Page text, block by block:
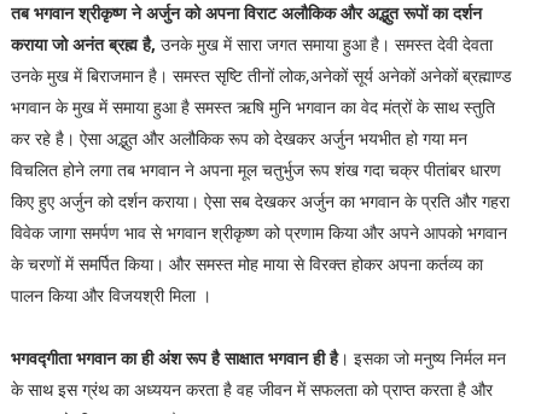
तब भगवान श्रीकृष्ण ने अर्जुन को अपना विराट अलौकिक और अद्भुत रूपों का दर्शन
कराया जो अनंत ब्रह्म है, उनके मुख में सारा जगत समाया हुआ है। समस्त देवी देवता
उनके मुख में बिराजमान है। समस्त सृष्टि तीनों लोक,अनेकों सूर्य अनेकों अनेकों ब्रह्माण्ड
भगवान के मुख में समाया हुआ है समस्त ऋषि मुनि भगवान का वेद मंत्रों के साथ स्तुति
कर रहे है। ऐसा अद्भुत और अलौकिक रूप को देखकर अर्जुन भयभीत हो गया मन
विचलित होने लगा तब भगवान ने अपना मूल चतुर्भुज रूप शंख गदा चक्र पीतांबर धारण
किए हुए अर्जुन को दर्शन कराया। ऐसा सब देखकर अर्जुन का भगवान के प्रति और गहरा
विवेक जागा समर्पण भाव से भगवान श्रीकृष्ण को प्रणाम किया और अपने आपको भगवान
के चरणों में समर्पित किया। और समस्त मोह माया से विरक्त होकर अपना कर्तव्य का
पालन किया और विजयश्री मिला ।
भगवद्गीता भगवान का ही अंश रूप है साक्षात भगवान ही है। इसका जो मनुष्य निर्मल मन
के साथ इस ग्रंथ का अध्ययन करता है वह जीवन में सफलता को प्राप्त करता है और